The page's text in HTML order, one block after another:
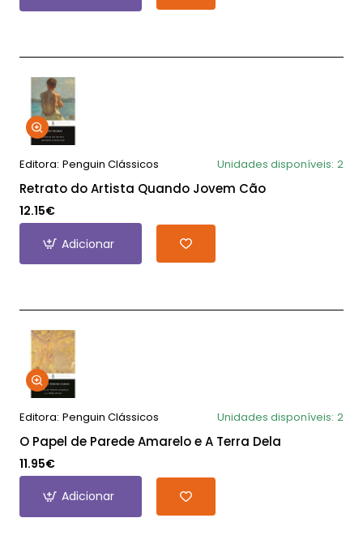
Editora: Penguin Clássicos Unidades disponíveis: 2
Retrato do Artista Quando Jovem Cão
12.15€
Adicionar
Editora: Penguin Clássicos Unidades disponíveis: 2
O Papel de Parede Amarelo e A Terra Dela
11.95€
Adicionar